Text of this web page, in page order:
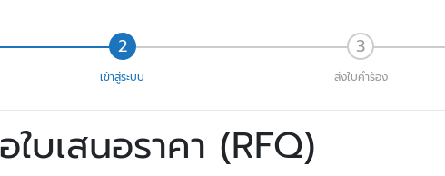
เข้าสู่ระบบ ส่งใบคำร้อง
บเสนอราคา (RFQ)